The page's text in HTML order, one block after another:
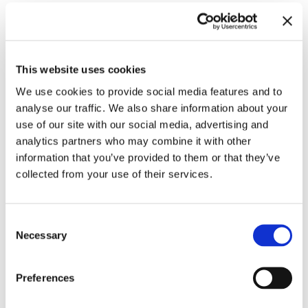
This website uses cookies
We use cookies to provide social media features and to
analyse our traffic. We also share information about your
use of our site with our social media, advertising and
analytics partners who may combine it with other
information that you’ve provided to them or that they’ve
collected from your use of their services.
Selection
Necessary
Preferences
Die Ausstellung präsentiert ein bahnbrechendes
Diese dynamische Sprache passt sich kontinuierlich
an, indem sie auf Umweltdaten zurückgreift. Diese
werden durch Sensoren gesammelt, die in einem
Mandelhain in der Tabernas-Wüste in Spanien
aufgestellt sind. Die Stimme, die auf der Grundlage der
Stimme der ARD-Nachrichtensprecherin Susanne
Daubner modelliert ist, wechselt zwischen Sprechen,
Flüstern und Summen und erzeugt dabei melodische
und beruhigende Töne, die an ein fernes Donnern
erinnern. Das Netzwerk an Sensoren der
Umgebung in einer Weise wahrzunehmen, die
menschliche Fähigkeiten übertrifft. So übersetzt es
Das System kann emotionale Zustände basierend auf